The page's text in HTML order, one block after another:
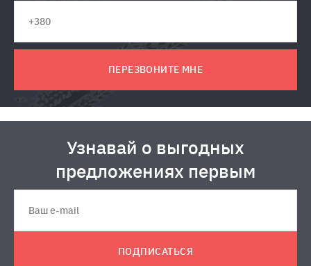
ПЕРЕЗВОНИТЕ МНЕ
Узнавай о выгодных
предложениях первым
ПОДПИСАТЬСЯ